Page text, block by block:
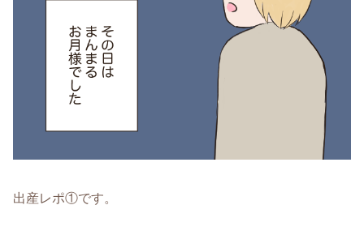
出産レポ①です。